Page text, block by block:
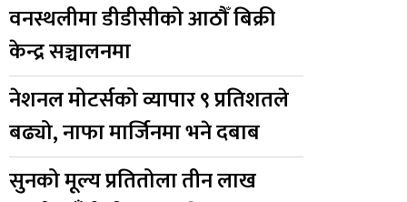
वनस्थलीमा डीडीसीको आठौँ बिक्री
केन्द्र सञ्चालनमा
नेशनल मोटर्सको व्यापार ९ प्रतिशतले
बढ्यो, नाफा मार्जिनमा भने दबाब
सुनको मूल्य प्रतितोला तीन लाख